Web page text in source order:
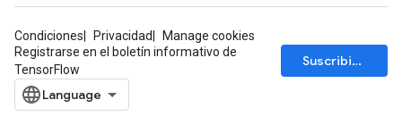
Condiciones Privacidad
Manage cookies
Registrarse en el boletín informativo de
TensorFlow
Suscribirse